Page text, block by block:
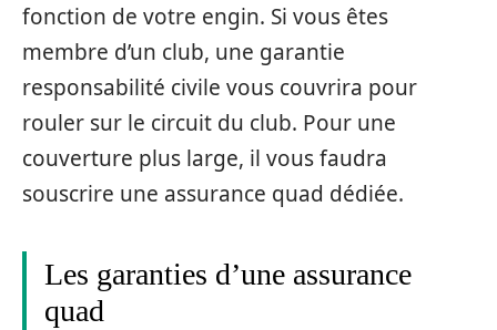
fonction de votre engin. Si vous êtes
membre d’un club, une garantie
responsabilité civile vous couvrira pour
rouler sur le circuit du club. Pour une
couverture plus large, il vous faudra
souscrire une assurance quad dédiée.
Les garanties d’une assurance
quad